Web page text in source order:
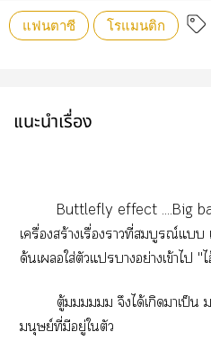
แฟนตาซี โรแมนติก
แนะนำเรื่อง
Buttlefly effect ....Big
เครื่องสร้างเรื่องาที่สมบูรณ์แ
ด้นเใส่ตัวแปราอย่างเข้าไ "
ตู้มมมมมม จึงได้เกิดาเป็น
มนุษย์ที่มีอยู่ใตัว